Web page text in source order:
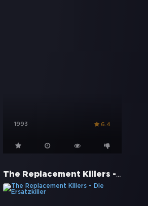
1993 6.4
The Replacement Killers - Die Ersatzkiller